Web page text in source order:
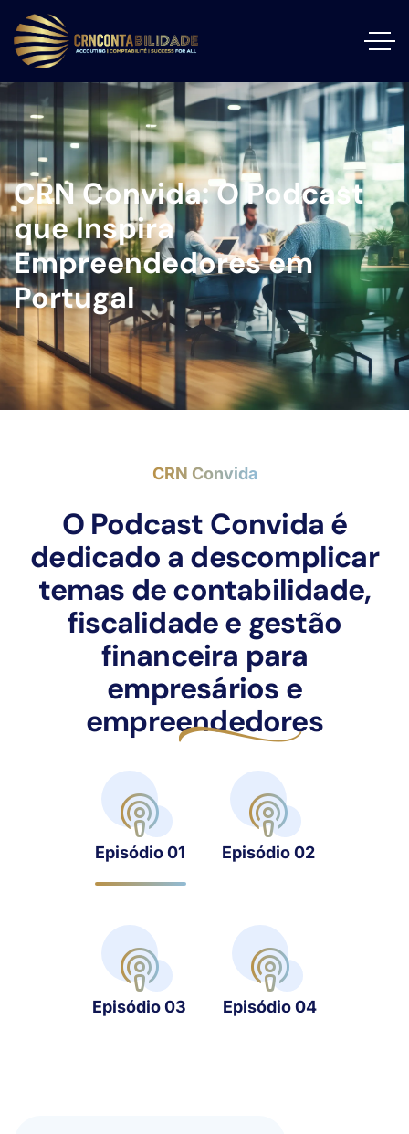
CRN Convida: O Podcast
que Inspira
Empreendedores em
Portugal
CRN Convida
O Podcast Convida é
dedicado a descomplicar
temas de contabilidade,
fiscalidade e gestão
financeira para
empresários e
empreendedores
Episódio 01 Episódio 02
Episódio 03 Episódio 04